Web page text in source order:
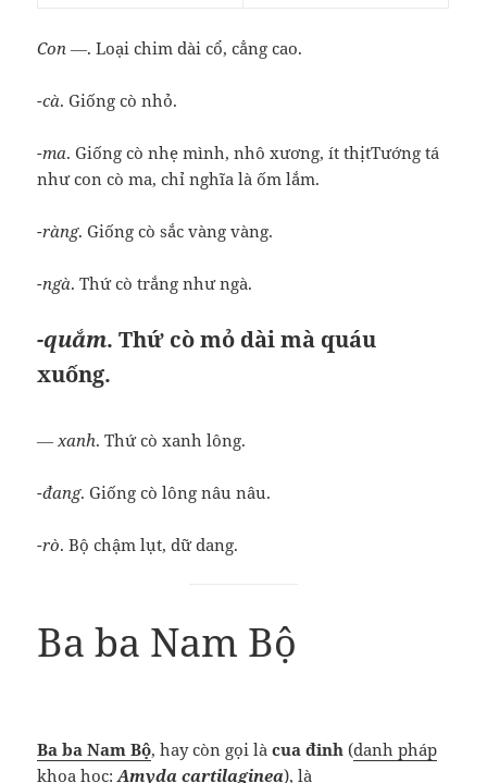
Con ―. Loại chim dài cổ, cẳng cao.
-cà. Giống cò nhỏ.
-ma. Giống cò nhẹ mình, nhô xương, ít thịtTướng tá
như con cò ma, chỉ nghĩa là ốm lắm.
-ràng. Giống cò sắc vàng vàng.
-ngà. Thứ cò trắng như ngà.
-quắm. Thứ cò mỏ dài mà quáu
xuống.
― xanh. Thứ cò xanh lông.
-đang. Giống cò lông nâu nâu.
-rò. Bộ chậm lụt, dữ dang.
Ba ba Nam Bộ
Ba ba Nam Bộ, hay còn gọi làcua đinh (danh pháp
khoa học:Amyda cartilaginea), là